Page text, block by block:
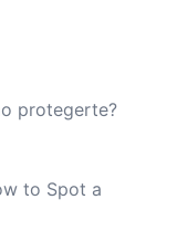
protegerte?
to Spot a